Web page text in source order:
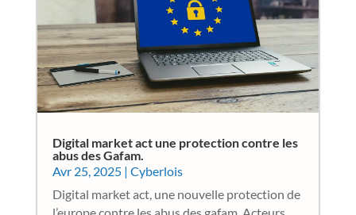
Digital market act une protection contre les
abus des Gafam.
Avr 25, 2025| Cyberlois
Digital market act, une nouvelle protection de